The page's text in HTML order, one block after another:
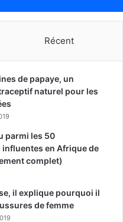
Récent
de papaye, un
naturel pour les
parmi les 50
en Afrique de
complet)
il explique pourquoi il
de femme